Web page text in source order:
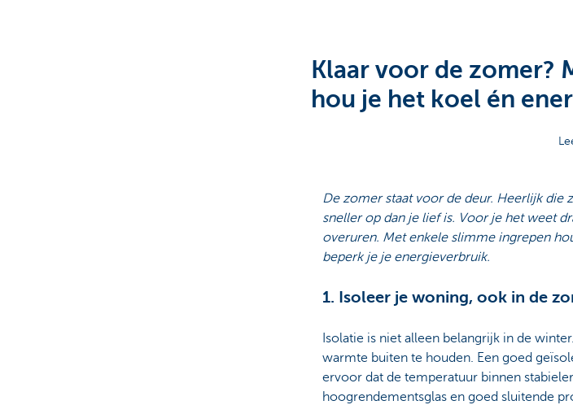
Klaar voor de zomer?
hou je het koel én
De zomer staat voor de deur. Heerlijk die
sneller op dan je lief is. Voor je het weet
overuren. Met enkele slimme ingrepen
beperk je je energieverbruik.
1. Isoleer je woning, ook in de
Isolatie is niet alleen belangrijk in de
warmte buiten te houden. Een goed
ervoor dat de temperatuur binnen
hoogrendementsglas en goed sluitende